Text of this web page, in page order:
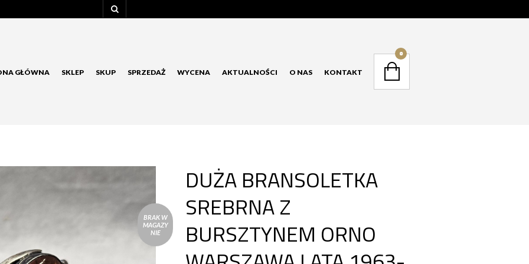
GŁÓWNA SKLEP SKUP SPRZEDAŻ WYCENA AKTUALNOŚCI O NAS KONTAKT
0
BRAK W
MAGAZY
NIE
DUŻA BRANSOLETKA
SREBRNA Z
BURSZTYNEM ORNO